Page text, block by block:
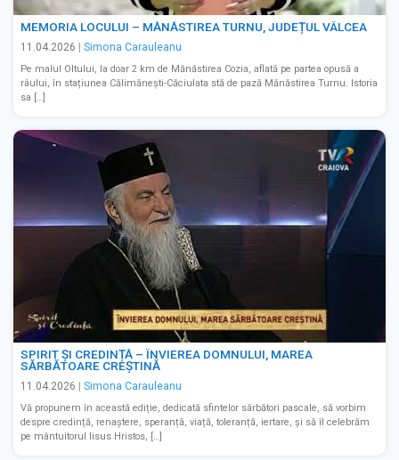
MEMORIA LOCULUI – MĂNĂSTIREA TURNU, JUDEȚUL VÂLCEA
11.04.2026 Simona Carauleanu
Pe malul Oltului, la doar 2 km de Mănăstirea Cozia, aflată pe partea opusă a
râului, în stațiunea Călimănești-Căciulata stă de pază Mănăstirea Turnu. Istoria
sa […]
SPIRIT ȘI CREDINȚĂ – ÎNVIEREA DOMNULUI, MAREA
SĂRBĂTOARE CREȘTINĂ
11.04.2026 Simona Carauleanu
Vă propunem în această ediție, dedicată sfintelor sărbători pascale, să vorbim
despre credință, renaștere, speranță, viață, toleranță, iertare, și să îl celebrăm
pe mântuitorul Iisus Hristos, […]